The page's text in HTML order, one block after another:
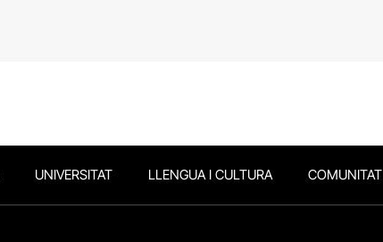
UNIVERSITAT LLENGUA I CULTURA COMUNITAT